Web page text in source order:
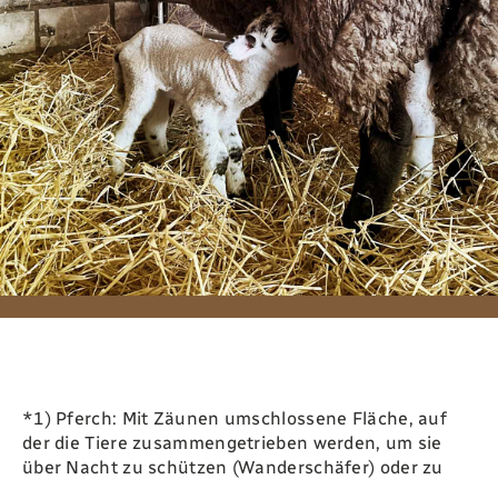
‭*‬1‭) ‬Pferch‭: ‬Mit Zäunen umschlossene Fläche‭, ‬auf
der die Tiere zusammengetrieben werden‭, ‬um sie
über Nacht zu schützen‭ (‬Wanderschäfer‭) ‬oder zu